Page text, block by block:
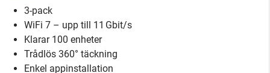
3-pack
WiFi 7 – upp till 11 Gbit/s
Klarar 100 enheter
Trådlös 360° täckning
Enkel appinstallation